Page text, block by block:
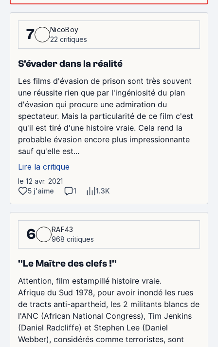
7
NicoBoy
22 critiques
S'évader dans la réalité
Les films d'évasion de prison sont très souvent
une réussite rien que par l'ingéniosité du plan
d'évasion qui procure une admiration du
spectateur. Mais la particularité de ce film c'est
qu'il est tiré d'une histoire vraie. Cela rend la
probable évasion encore plus impressionnante
sauf qu'elle est...
Lire la critique
le 12 avr. 2021
5 j'aime
1 1.3K
6
RAF43
968 critiques
''Le Maître des clefs !''
Attention, film estampillé histoire vraie.
Afrique du Sud 1978, pour avoir inondé les rues
de tracts anti-apartheid, les 2 militants blancs de
l'ANC (African National Congress), Tim Jenkins
(Daniel Radcliffe) et Stephen Lee (Daniel
Webber), considérés comme terroristes, sont